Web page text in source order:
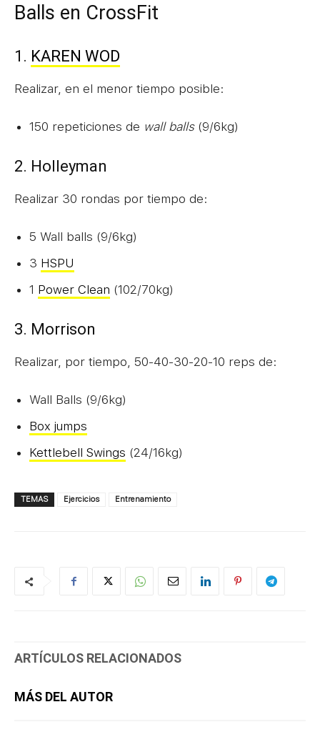
Balls en CrossFit
1. KAREN WOD
Realizar, en el menor tiempo posible:
150 repeticiones de wall balls(9/6kg)
2. Holleyman
Realizar 30 rondas por tiempo de:
5 Wall balls (9/6kg)
3 HSPU
1 Power Clean (102/70kg)
3. Morrison
Realizar, por tiempo, 50-40-30-20-10 reps de:
Wall Balls (9/6kg)
Box jumps
Kettlebell Swings (24/16kg)
TEMAS Ejercicios Entrenamiento
ARTÍCULOS RELACIONADOS
MÁS DEL AUTOR